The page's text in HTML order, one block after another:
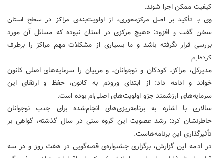
کیفیت ممکن اجرا شوند.
وی با تأکید بر اصل مرکزمحوری، از اولویت‌بندی مراکز در سطح استان
سخن گفت و افزود: «هیچ مرکزی در استان نبوده که مسائل آن مورد
بررسی قرار نگرفته باشد و ما بسیاری از مشکلات مهم مراکز را برطرف
کرده‌ایم.
مدیرکل، مراکز، کودکان و نوجوانان، و مربیان را سرمایه‌های اصلی کانون
خواند و ادامه داد: از ابتدای ورودم به کانون، حفظ و ارتقای این
سرمایه‌های ارزشمند جزو اولویت‌های اصلی‌ام بوده است.
سالاری با اشاره به برنامه‌ریزی‌های انجام‌شده برای جذب نوجوانان
خاطرنشان کرد: رشد عضویت این گروه سنی در سال گذشته، گواهی بر
تأثیرگذاری این برنامه‌هاست.
در ادامه این گزارش، برگزاری جشنواره‌ی قصه‌گویی در هفت روز و در سه